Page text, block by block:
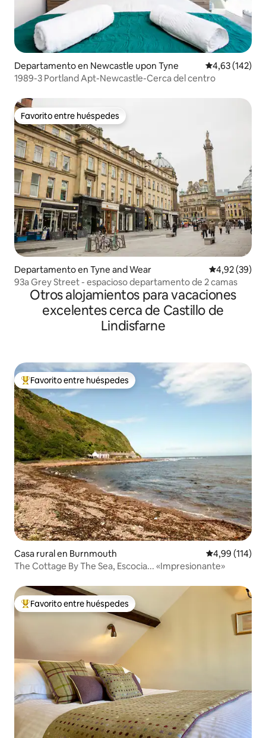
Departamento en Newcastle upon Tyne Calificación
4,63 (142)
1989-3 Portland Apt-Newcastle-Cerca del centro
Favorito entre huéspedes
Favorito entre huéspedes
Departamento en Tyne and Wear Calificación
4,92 (39)
93a Grey Street - espacioso departamento de 2 camas
Otros alojamientos para vacaciones
excelentes cerca de Castillo de
Lindisfarne
Favorito entre los huéspedes más destacados
Favorito entre huéspedes
Casa rural en Burnmouth Calificación
4,99 (114)
The Cottage By The Sea, Escocia... «Impresionante»
Favorito entre los huéspedes más destacados
Favorito entre huéspedes